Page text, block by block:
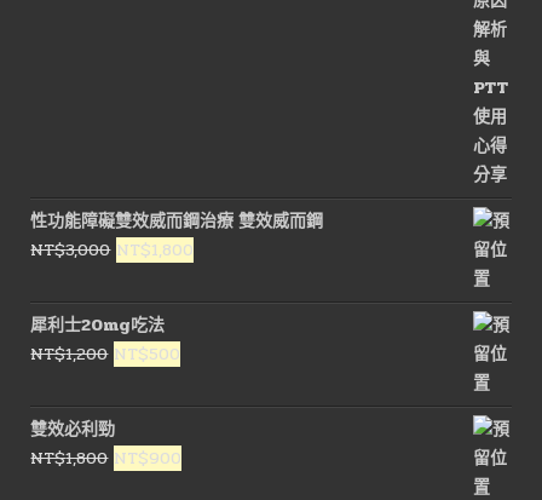
性功能障礙雙效威而鋼治療 雙效威而鋼
NT$3,000 原
價
格：
NT$3,000。
NT$1,800
價
犀利士20mg吃法
NT$1,200 原
價
格：
NT$1,200。
NT$500
價
格：
NT$500。
雙效必利勁
NT$1,800 原
NT$900